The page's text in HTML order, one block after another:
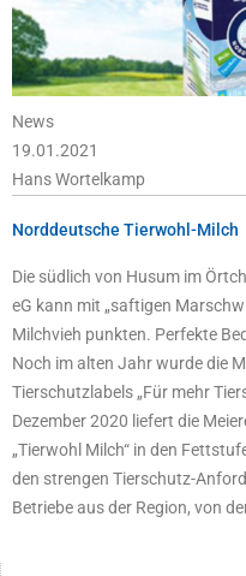
News
19.01.2021
Hans Wortelkamp
Norddeutsche Tierwohl-Milch
Die südlich von Husum im
eG kann mit „saftigen
Milchvieh punkten. Perfekte
Noch im alten Jahr wurde die
Tierschutzlabels „Für mehr
Dezember 2020 liefert die
„Tierwohl Milch“ in den
den strengen Tierschutz-
Betriebe aus der Region, von